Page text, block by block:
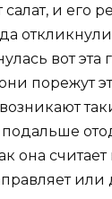
салат, и его
вот
порежут
она
или